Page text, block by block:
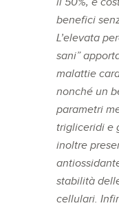
benefici
L’elevata
sani”
malattie
nonché un
parametri
trigliceridi e
inoltre
stabilità
cellulari.